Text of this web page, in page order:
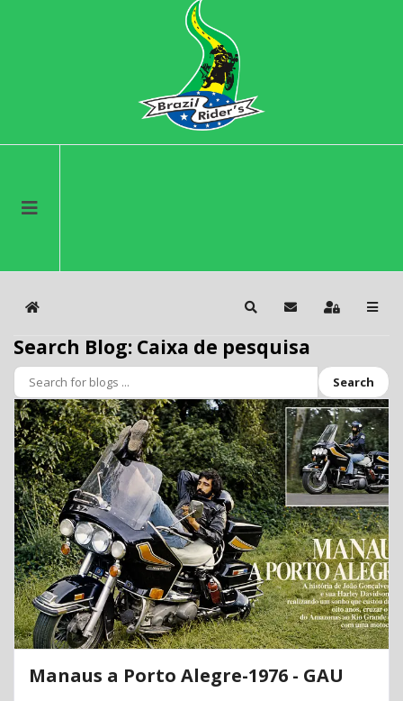
Home SearchSubscribe to blog
Sign In
Search Blog: Caixa de pesquisa
Search
Manaus a Porto Alegre-1976 - GAU